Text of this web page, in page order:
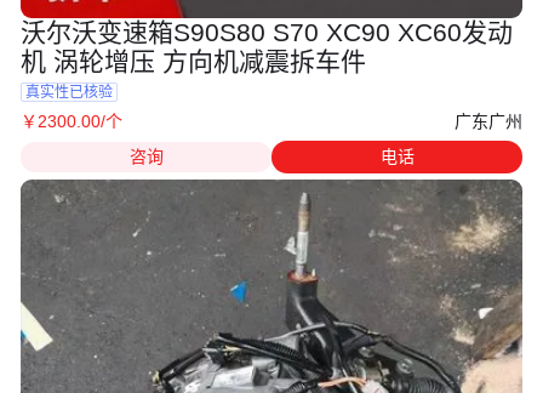
沃尔沃变速箱S90S80 S70 XC90 XC60发动
机 涡轮增压 方向机减震拆车件
真实性已核验
￥ 2300 .00/个
广东广州
咨询
电话